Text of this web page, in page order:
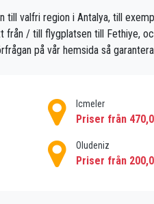
till valfri region i Antalya, till
/ till flygplatsen till Fethiye,
på vår hemsida så
Icmeler
Priser från
Oludeniz
Priser från